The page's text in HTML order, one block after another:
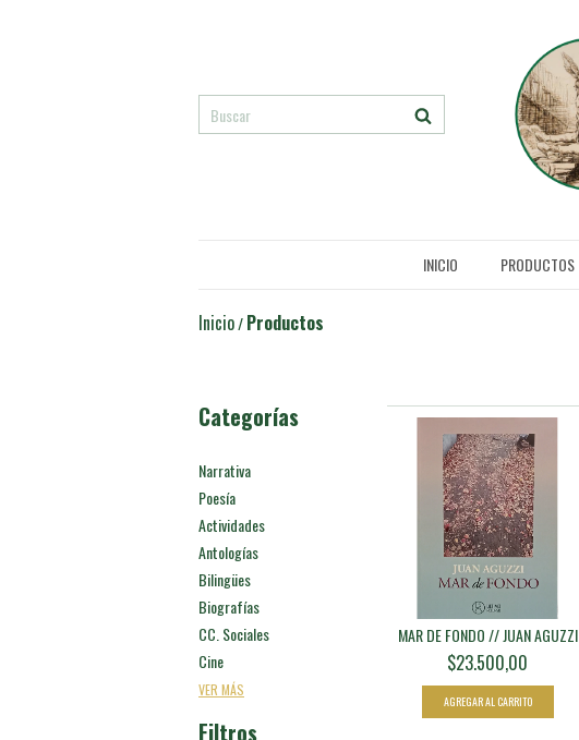
INICIO PRODUCTOS
Inicio/Productos
Categorías
Narrativa
Poesía
Actividades
Antologías
Bilingües
Biografías
CC. Sociales
Cine
VER MÁS
Filtros
MAR DE FONDO // JUAN AGUZZI
$23.500,00